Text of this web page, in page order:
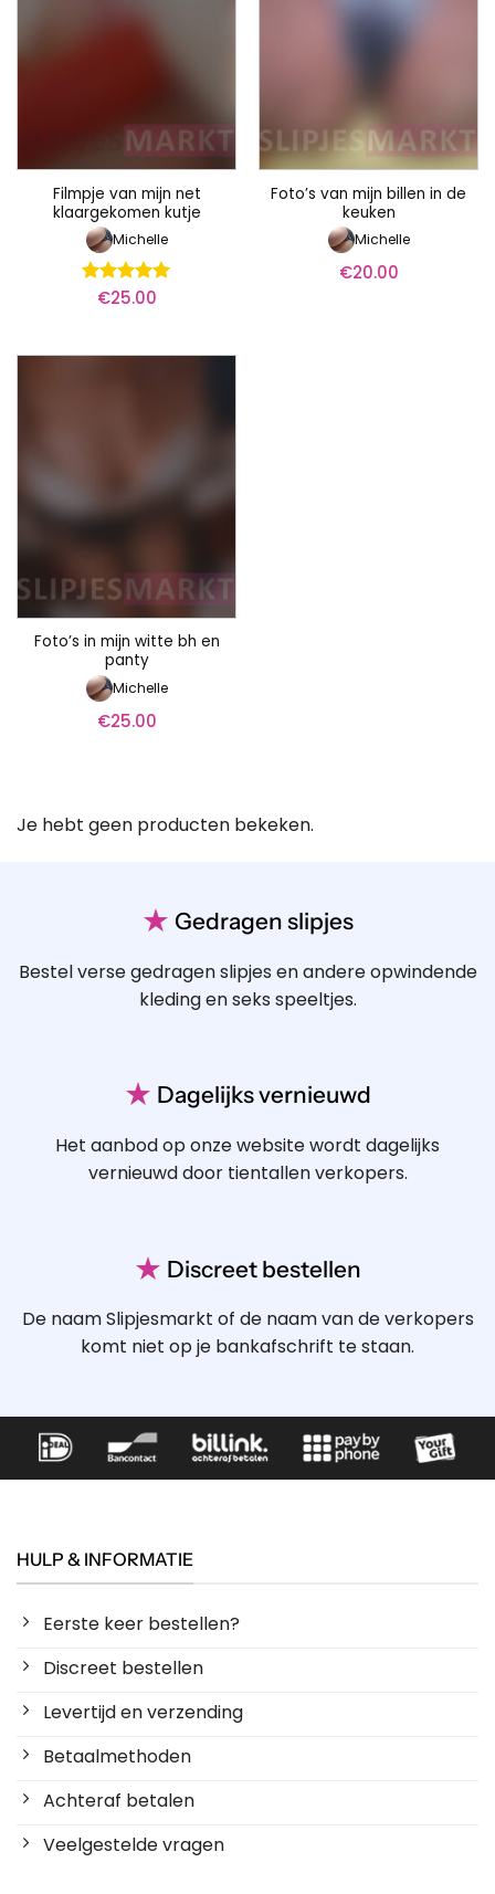
Filmpje van mijn net
klaargekomen kutje
Michelle
Waardering
€25.00
Foto’s van mijn billen in de
keuken
Michelle
€20.00
Foto’s in mijn witte bh en
panty
Michelle
€25.00
Je hebt geen producten bekeken.
★ Gedragen slipjes
Bestel verse gedragen slipjes en andere opwindende
kleding en seks speeltjes.
★ Dagelijks vernieuwd
Het aanbod op onze website wordt dagelijks
vernieuwd door tientallen verkopers.
★ Discreet bestellen
De naam Slipjesmarkt of de naam van de verkopers
komt niet op je bankafschrift te staan.
HULP & INFORMATIE
Eerste keer bestellen?
Discreet bestellen
Levertijd en verzending
Betaalmethoden
Achteraf betalen
Veelgestelde vragen